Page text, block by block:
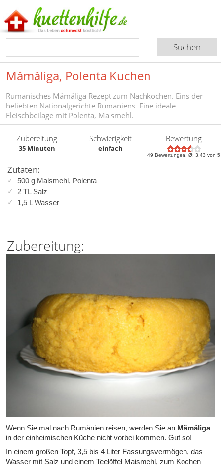
Mămăliga, Polenta Kuchen
Rumänisches Mămăliga Rezept zum Nachkochen. Eins der
beliebten Nationalgerichte Rumäniens. Eine ideale
Fleischbeilage mit Polenta, Maismehl.
Zubereitung
35 Minuten
Schwierigkeit
einfach
Bewertung
49 Bewertungen, Ø:3,43 von 5
Zutaten:
500 g Maismehl, Polenta
2 TL Salz
1,5 L Wasser
Zubereitung:
Wenn Sie mal nach Rumänien reisen, werden Sie an Mămăliga
in der einheimischen Küche nicht vorbei kommen. Gut so!
In einem großen Topf, 3,5 bis 4 Liter Fassungsvermögen, das
Wasser mit Salz und einem Teelöffel Maismehl, zum Kochen